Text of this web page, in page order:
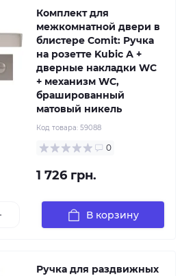
Комплект для
межкомнатной двери в
блистере Comit: Ручка
на розетте Kubic А +
дверные накладки WC
+ механизм WC,
брашированный
матовый никель
Код товара: 59088
0
1 726 грн.
В корзину
Ручка для раздвижных